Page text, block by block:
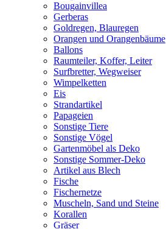
Bougainvillea
Gerberas
Goldregen, Blauregen
Orangen und Orangenbäume
Ballons
Raumteiler, Koffer, Leiter
Surfbretter, Wegweiser
Wimpelketten
Eis
Strandartikel
Papageien
Sonstige Tiere
Sonstige Vögel
Gartenmöbel als Deko
Sonstige Sommer-Deko
Artikel aus Blech
Fische
Fischernetze
Muscheln, Sand und Steine
Korallen
Gräser